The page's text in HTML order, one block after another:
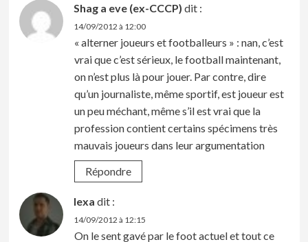
Shag a eve (ex-CCCP) dit :
14/09/2012 à 12:00
« alterner joueurs et footballeurs » : nan, c’est
vrai que c’est sérieux, le football maintenant,
on n’est plus là pour jouer. Par contre, dire
qu’un journaliste, même sportif, est joueur est
un peu méchant, même s’il est vrai que la
profession contient certains spécimens très
mauvais joueurs dans leur argumentation
Répondre
lexa dit :
14/09/2012 à 12:15
On le sent gavé par le foot actuel et tout ce